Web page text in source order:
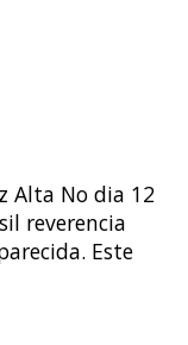
Alta No dia 12
reverencia
Este